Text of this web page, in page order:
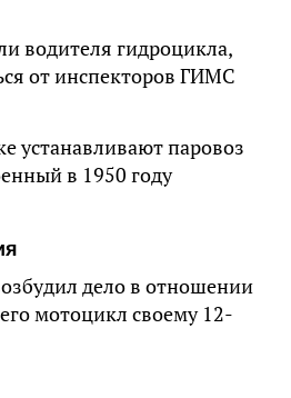
водителя гидроцикла,
от инспекторов ГИМС
устанавливают паровоз
в 1950 году
дело в отношении
мотоцикл своему 12-